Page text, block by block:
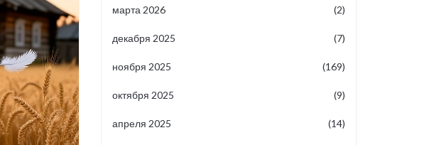
марта 2026 (2)
декабря 2025 (7)
ноября 2025 (169)
октября 2025 (9)
апреля 2025 (14)